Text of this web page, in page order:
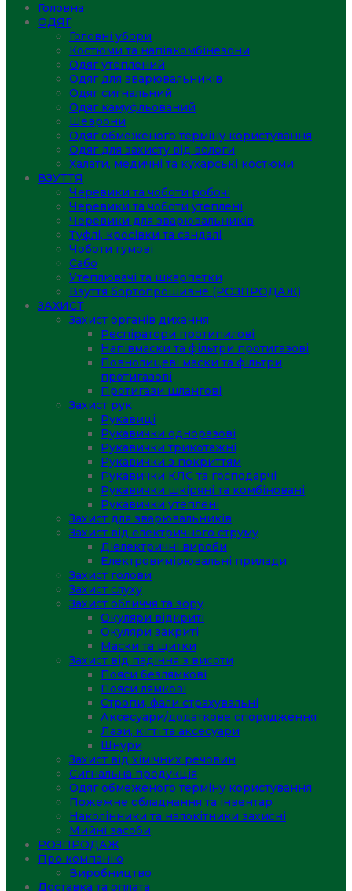
Головна
ОДЯГ
Головні убори
Костюми та напівкомбінезони
Одяг утеплений
Одяг для зварювальників
Одяг сигнальний
Одяг камуфльований
Шеврони
Одяг обмеженого терміну користування
Одяг для захисту від вологи
Халати, медичні та кухарські костюми
ВЗУТТЯ
Черевики та чоботи робочі
Черевики та чоботи утеплені
Черевики для зварювальників
Туфлі, кросівки та сандалі
Чоботи гумові
Сабо
Утеплювачі та шкарпетки
Взуття бортопрошивне (РОЗПРОДАЖ)
ЗАХИСТ
Захист органів дихання
Респіратори протипилові
Напівмаски та фільтри протигазові
Повнолицеві маски та фільтри
протигазові
Протигази шлангові
Захист рук
Рукавиці
Рукавички одноразові
Рукавички трикотажні
Рукавички з покриттям
Рукавички КЛС та господарчі
Рукавички шкіряні та комбіновані
Рукавички утеплені
Захист для зварювальників
Захист від електричного струму
Діелектричні вироби
Електровимірювальні прилади
Захист голови
Захист слуху
Захист обличчя та зору
Окуляри відкриті
Окуляри закриті
Маски та щитки
Захист від падіння з висоти
Пояси безлямкові
Пояси лямкові
Стропи, фали страхувальні
Аксесуари/додаткове спорядження
Лази, кігті та аксесуари
Шнури
Захист від хімічних речовин
Сигнальна продукція
Одяг обмеженого терміну користування
Пожежне обладнання та інвентар
Наколінники та налокітники захисні
Мийні засоби
РОЗПРОДАЖ
Про компанію
Виробництво
Доставка та оплата